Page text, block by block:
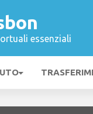
essenziali